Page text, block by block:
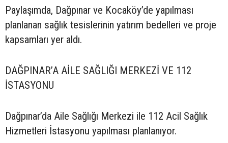
Paylaşımda, Dağpınar ve Kocaköy’de yapılması
planlanan sağlık tesislerinin yatırım bedelleri ve proje
kapsamları yer aldı.
DAĞPINAR’A AİLE SAĞLIĞI MERKEZİ VE 112
İSTASYONU
Dağpınar’da Aile Sağlığı Merkezi ile 112 Acil Sağlık
Hizmetleri İstasyonu yapılması planlanıyor.